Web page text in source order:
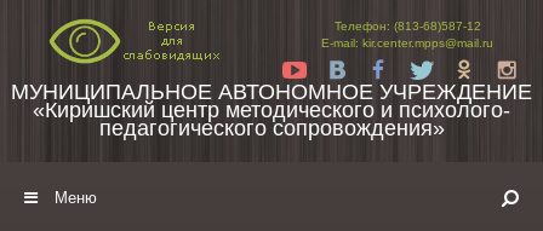
Телефон: (813-68)587-12
E-mail: kir.center.mpps@mail.ru
Yt
Tw
МУНИЦИПАЛЬНОЕ АВТОНОМНОЕ УЧРЕЖДЕНИЕ
«Киришский центр методического и психолого-
педагогического сопровождения»
Меню